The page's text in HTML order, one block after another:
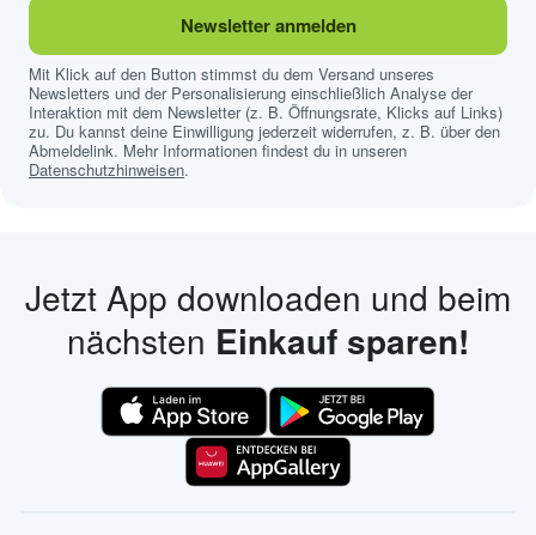
Newsletter anmelden
Mit Klick auf den Button stimmst du dem Versand unseres
Newsletters und der Personalisierung einschließlich Analyse der
Interaktion mit dem Newsletter (z. B. Öffnungsrate, Klicks auf Links)
zu. Du kannst deine Einwilligung jederzeit widerrufen, z. B. über den
Abmeldelink. Mehr Informationen findest du in unseren
Datenschutzhinweisen.
Jetzt App downloaden und beim
nächsten Einkauf sparen!